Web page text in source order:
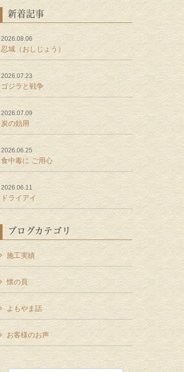
新着記事
2026.08.06
忍城（おしじょう）
2026.07.23
ゴジラと戦争
2026.07.09
炭の効用
2026.06.25
食中毒に ご用心
2026.06.11
ドライアイ
ブログカテゴリ
施工実績
懐の頁
よもやま話
お客様のお声